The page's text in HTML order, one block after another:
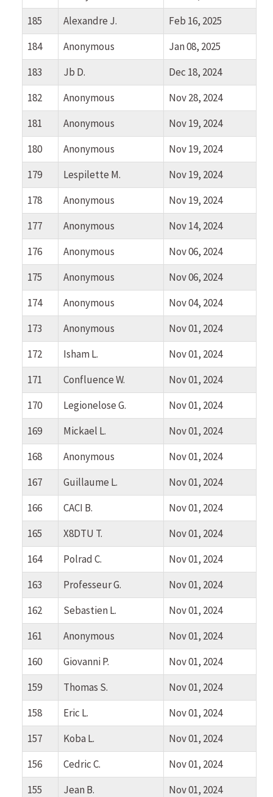
185
Alexandre J.
Feb 16, 2025
184
Anonymous
Jan 08, 2025
183
Jb D.
Dec 18, 2024
182
Anonymous
Nov 28, 2024
181
Anonymous
Nov 19, 2024
180
Anonymous
Nov 19, 2024
179
Lespilette M.
Nov 19, 2024
178
Anonymous
Nov 19, 2024
177
Anonymous
Nov 14, 2024
176
Anonymous
Nov 06, 2024
175
Anonymous
Nov 06, 2024
174
Anonymous
Nov 04, 2024
173
Anonymous
Nov 01, 2024
172
Isham L.
Nov 01, 2024
171
Confluence W.
Nov 01, 2024
170
Legionelose G.
Nov 01, 2024
169
Mickael L.
Nov 01, 2024
168
Anonymous
Nov 01, 2024
167
Guillaume L.
Nov 01, 2024
166
CACI B.
Nov 01, 2024
165
X8DTU T.
Nov 01, 2024
164
Polrad C.
Nov 01, 2024
163
Professeur G.
Nov 01, 2024
162
Sebastien L.
Nov 01, 2024
161
Anonymous
Nov 01, 2024
160
Giovanni P.
Nov 01, 2024
159
Thomas S.
Nov 01, 2024
158
Eric L.
Nov 01, 2024
157
Koba L.
Nov 01, 2024
156
Cedric C.
Nov 01, 2024
155
Jean B.
Nov 01, 2024